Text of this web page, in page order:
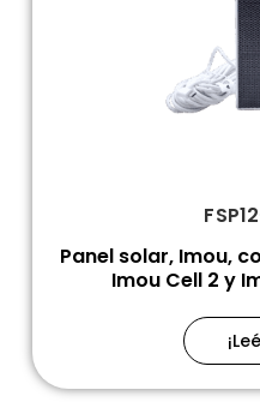
Panel solar, Imou,
Imou Cell 2 y